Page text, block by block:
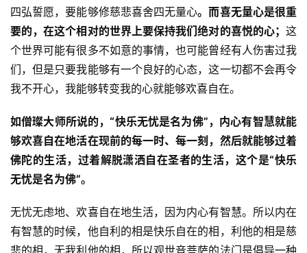
资
讯
八
点
僧
音
高
僧
访
四弘誓愿，要能够修慈悲喜舍四无量心。而喜无量心是很重
要的，在这个相对的世界上要保持我们绝对的喜悦的心； 这
个世界可能有很多不如意的事情，也可能曾经有人伤害过我
们，但是只要我能够有一个良好的心态，这一切都不会再令
我不开心，我能够转变我的心就能够欢喜自在。
如僧璨大师所说的，“快乐无忧是名为佛”，内心有智慧就能
够欢喜自在地活在现前的每一时、每一刻，然后就能够过着
佛陀的生活，过着解脱潇洒自在圣者的生活，这个是“快乐
无忧是名为佛”。
无忧无虑地、欢喜自在地生活，因为内心有智慧。所以内在
有智慧的时候，他自利的相是快乐自在的相，利他的相是慈
悲的相，无我利他的相，所以观世音菩萨的法门是倡导一种